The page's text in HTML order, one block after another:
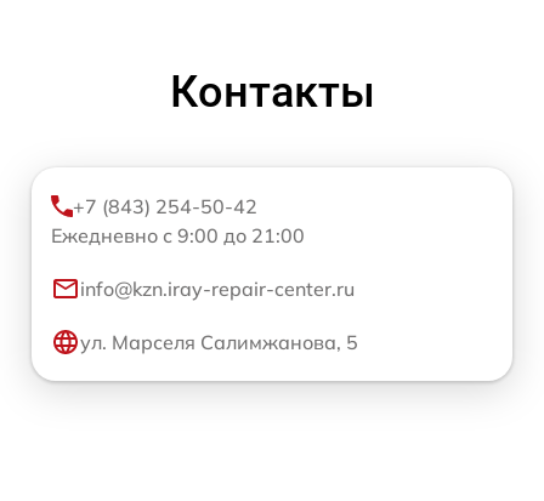
Контакты
+7 (843) 254-50-42
Ежедневно с 9:00 до 21:00
info@kzn.iray-repair-center.ru
ул. Марселя Салимжанова, 5